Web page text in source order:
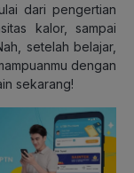
dari pengertian
kalor, sampai
setelah belajar,
dengan
sekarang!